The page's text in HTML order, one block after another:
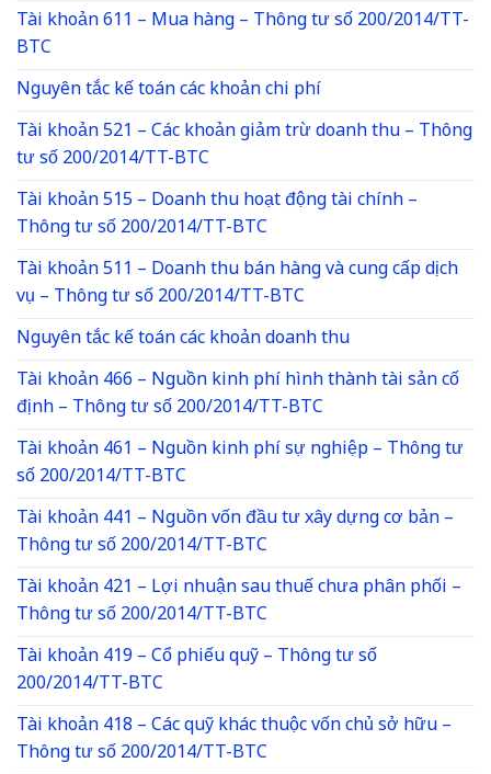
Tài khoản 611 – Mua hàng – Thông tư số 200/2014/TT-
BTC
Nguyên tắc kế toán các khoản chi phí
Tài khoản 521 – Các khoản giảm trừ doanh thu – Thông
tư số 200/2014/TT-BTC
Tài khoản 515 – Doanh thu hoạt động tài chính –
Thông tư số 200/2014/TT-BTC
Tài khoản 511 – Doanh thu bán hàng và cung cấp dịch
vụ – Thông tư số 200/2014/TT-BTC
Nguyên tắc kế toán các khoản doanh thu
Tài khoản 466 – Nguồn kinh phí hình thành tài sản cố
định – Thông tư số 200/2014/TT-BTC
Tài khoản 461 – Nguồn kinh phí sự nghiệp – Thông tư
số 200/2014/TT-BTC
Tài khoản 441 – Nguồn vốn đầu tư xây dựng cơ bản –
Thông tư số 200/2014/TT-BTC
Tài khoản 421 – Lợi nhuận sau thuế chưa phân phối –
Thông tư số 200/2014/TT-BTC
Tài khoản 419 – Cổ phiếu quỹ – Thông tư số
200/2014/TT-BTC
Tài khoản 418 – Các quỹ khác thuộc vốn chủ sở hữu –
Thông tư số 200/2014/TT-BTC